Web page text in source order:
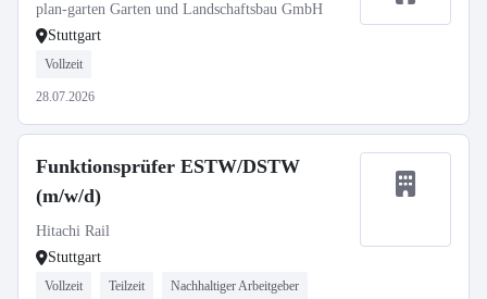
plan-garten Garten und Landschaftsbau GmbH
Stuttgart
Vollzeit
28.07.2026
Funktionsprüfer ESTW/DSTW
(m/w/d)
Hitachi Rail
Stuttgart
Vollzeit Teilzeit Nachhaltiger Arbeitgeber